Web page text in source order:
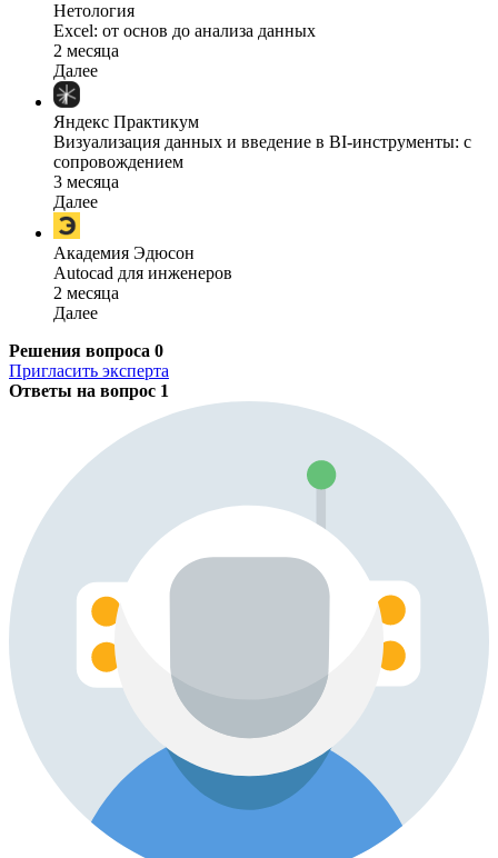
Нетология
Excel: от основ до анализа данных
2 месяца
Далее
Яндекс Практикум
Визуализация данных и введение в BI-инструменты: с
сопровождением
3 месяца
Далее
Академия Эдюсон
Autocad для инженеров
2 месяца
Далее
Решения вопроса 0
Пригласить эксперта
Ответы на вопрос 1